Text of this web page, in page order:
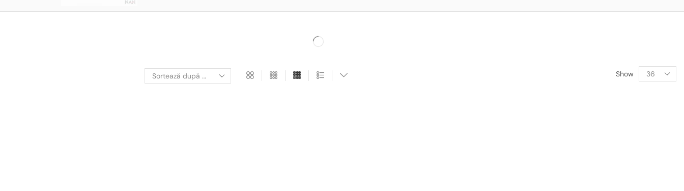
Show